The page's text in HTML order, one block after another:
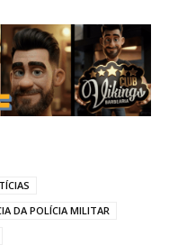
DA POLÍCIA MILITAR